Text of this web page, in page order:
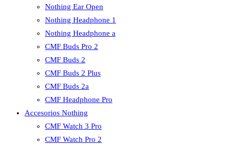
Nothing Ear Open
Nothing Headphone 1
Nothing Headphone a
CMF Buds Pro 2
CMF Buds 2
CMF Buds 2 Plus
CMF Buds 2a
CMF Headphone Pro
Accesorios Nothing
CMF Watch 3 Pro
CMF Watch Pro 2